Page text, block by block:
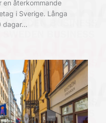
återkommande
i Sverige. Långa
dagar…